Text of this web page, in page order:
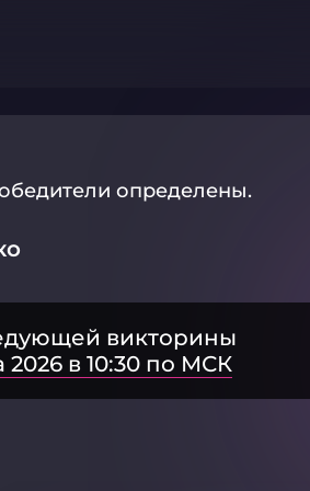
определены.
викторины
2026 в 10:30 по МСК